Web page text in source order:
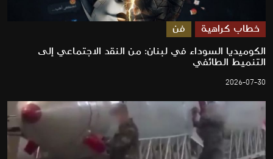
خطاب كراهية فن
الكوميديا السوداء في لبنان: من النقد الاجتماعي إلى
التنميط الطائفي
2026-07-30